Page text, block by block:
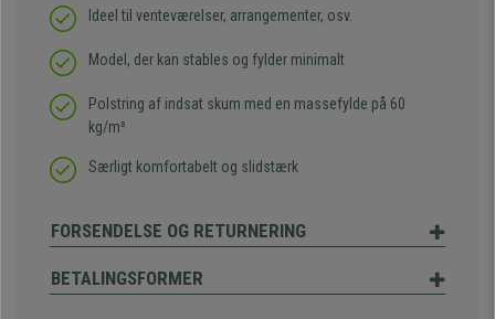
Ideel til venteværelser, arrangementer, osv.
Model, der kan stables og fylder minimalt
Polstring af indsat skum med en massefylde på 60
kg/m³
Særligt komfortabelt og slidstærk
FORSENDELSE OG RETURNERING
BETALINGSFORMER